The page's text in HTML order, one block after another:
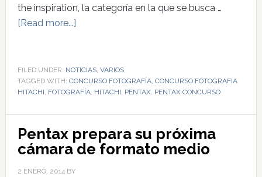
the inspiration, la categoría en la que se busca …
[Read more...]
FILED UNDER: NOTICIAS, VARIOS
TAGGED WITH: CONCURSO FOTOGRAFÍA, CONCURSO FOTOGRAFIA
HITACHI, FOTOGRAFÍA, HITACHI, PENTAX, PENTAX CONCURSO
Pentax prepara su próxima
cámara de formato medio
2 ENERO, 2014BY